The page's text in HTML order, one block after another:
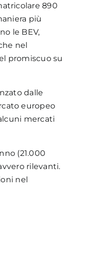
890
più
le BEV,
nel
promiscuo su
dalle
europeo
mercati
(21.000
rilevanti.
nel